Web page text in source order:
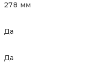
278 мм
Да
Да